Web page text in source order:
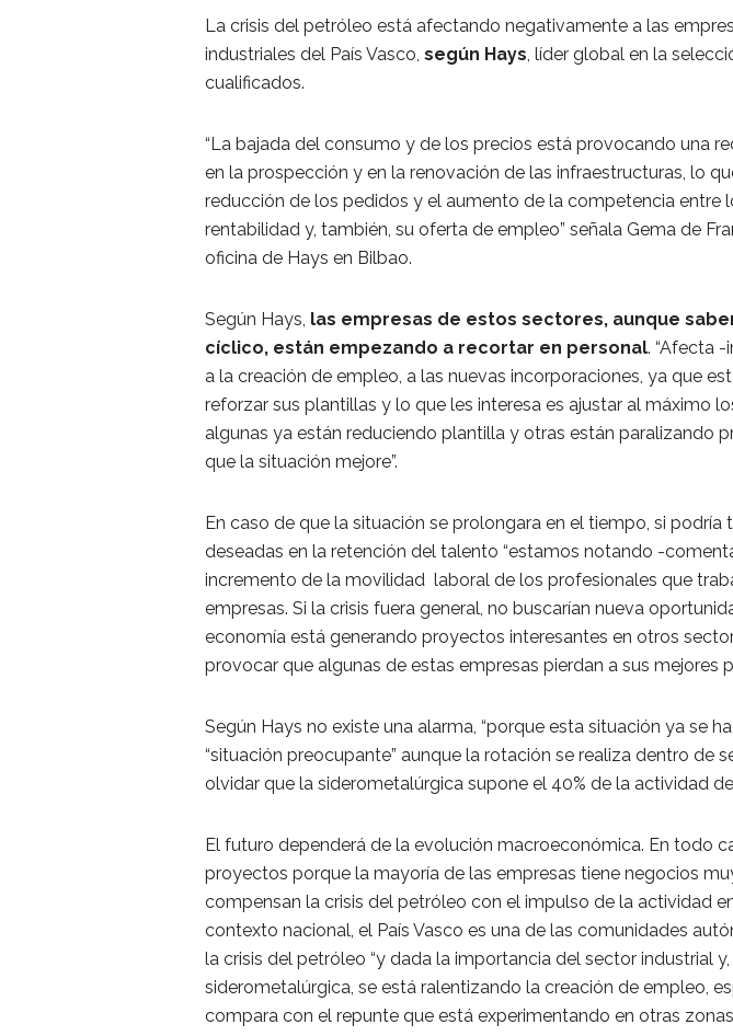
La crisis del petróleo está afectando negativamente a las
industriales del País Vasco, según Hays, líder global en la
cualificados.
“La bajada del consumo y de los precios está provocando una
en la prospección y en la renovación de las infraestructuras, lo
reducción de los pedidos y el aumento de la competencia entre
rentabilidad y, también, su oferta de empleo” señala Gema de
oficina de Hays en Bilbao.
Según Hays, las empresas de estos sectores, aunque
cíclico, están empezando a recortar en personal. “Afecta
a la creación de empleo, a las nuevas incorporaciones, ya que
reforzar sus plantillas y lo que les interesa es ajustar al máximo
algunas ya están reduciendo plantilla y otras están paralizando
que la situación mejore”.
En caso de que la situación se prolongara en el tiempo, si podría
deseadas en la retención del talento “estamos notando -
incremento de la movilidad laboral de los profesionales que
empresas. Si la crisis fuera general, no buscarían nueva
economía está generando proyectos interesantes en otros
provocar que algunas de estas empresas pierdan a sus mejores
Según Hays no existe una alarma, “porque esta situación ya se
“situación preocupante” aunque la rotación se realiza dentro de
olvidar que la siderometalúrgica supone el 40% de la actividad
El futuro dependerá de la evolución macroeconómica. En todo
proyectos porque la mayoría de las empresas tiene negocios
compensan la crisis del petróleo con el impulso de la actividad
contexto nacional, el País Vasco es una de las comunidades
la crisis del petróleo “y dada la importancia del sector industrial
siderometalúrgica, se está ralentizando la creación de empleo,
compara con el repunte que está experimentando en otras zonas